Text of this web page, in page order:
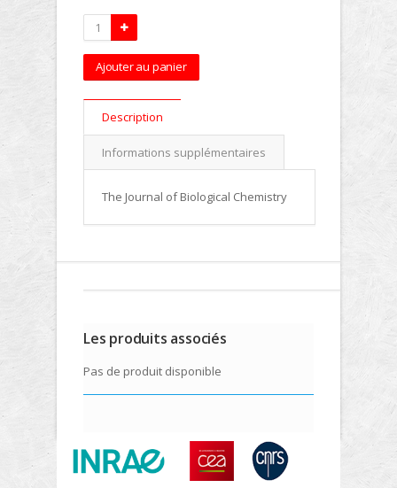
Ajouter au panier
Description
Informations supplémentaires
The Journal of Biological Chemistry
Les produits associés
Pas de produit disponible